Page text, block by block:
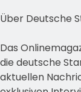
Über Deutsche
Das
die deutsche
aktuellen